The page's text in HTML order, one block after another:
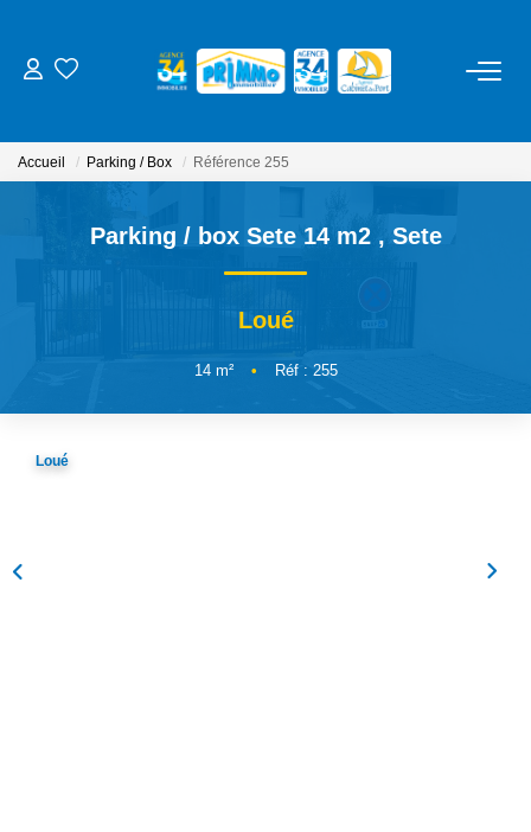
NOS SERVICES
Accueil Parking / Box Référence 255
Parking / box Sete 14 m2 , Sete
Loué
14m² • Réf : 255
Loué